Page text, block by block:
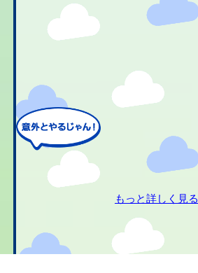
もっと詳しく見る